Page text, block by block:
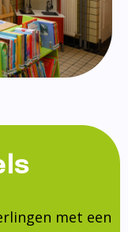
met een